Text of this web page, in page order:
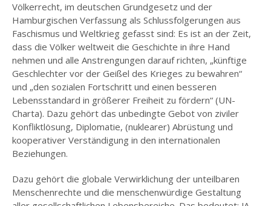
Völkerrecht, im deutschen Grundgesetz und der
Hamburgischen Verfassung als Schlussfolgerungen aus
Faschismus und Weltkrieg gefasst sind: Es ist an der Zeit,
dass die Völker weltweit die Geschichte in ihre Hand
nehmen und alle Anstrengungen darauf richten, „künftige
Geschlechter vor der Geißel des Krieges zu bewahren“
und „den sozialen Fortschritt und einen besseren
Lebensstandard in größerer Freiheit zu fördern“ (UN-
Charta). Dazu gehört das unbedingte Gebot von ziviler
Konfliktlösung, Diplomatie, (nuklearer) Abrüstung und
kooperativer Verständigung in den internationalen
Beziehungen.
Dazu gehört die globale Verwirklichung der unteilbaren
Menschenrechte und die menschenwürdige Gestaltung